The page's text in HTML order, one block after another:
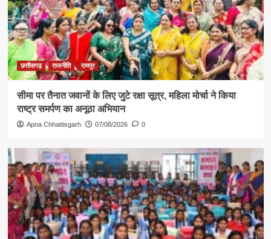
छत्तीसगढ़ राजनीति रायपुर
सीमा पर तैनात जवानों के लिए जुटे रक्षा सूत्र, महिला मोर्चा ने किया
राष्ट्र समर्पण का अनूठा अभियान
Apna Chhattisgarh 07/08/2026 0